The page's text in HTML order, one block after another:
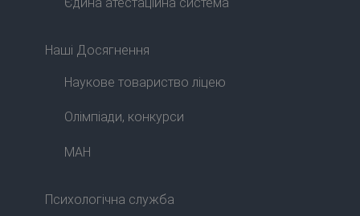
Наші Досягнення
Наукове товариство ліцею
Олімпіади, конкурси
МАН
Психологічна служба